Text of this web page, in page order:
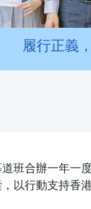
履行正義
班合辦一年一
以行動支持香